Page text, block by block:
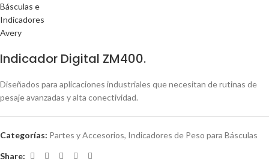
Indicador Digital ZM400.
Diseñados para aplicaciones industriales que necesitan de rutinas de
pesaje avanzadas y alta conectividad.
Categorías: Partes y Accesorios, Indicadores de Peso para Básculas
Share: